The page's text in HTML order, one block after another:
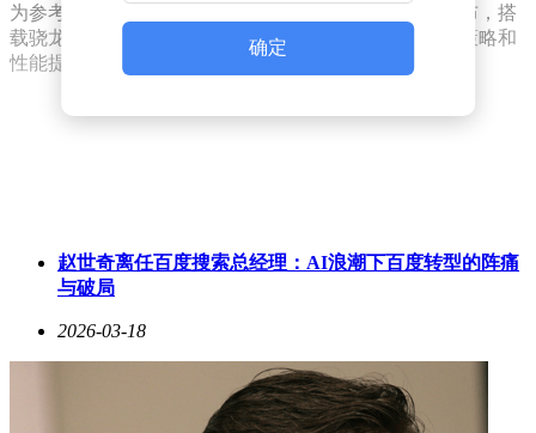
为参考，其前代产品红魔电竞平板 3 PRO于去年6月发布，搭
载骁龙8至尊版处理器，起售价为3999元。新品的定价策略和
性能提升幅度，将成为后续市场关注的焦点。
确定
赵世奇离任百度搜索总经理：AI浪潮下百度转型的阵痛
与破局
2026-03-18